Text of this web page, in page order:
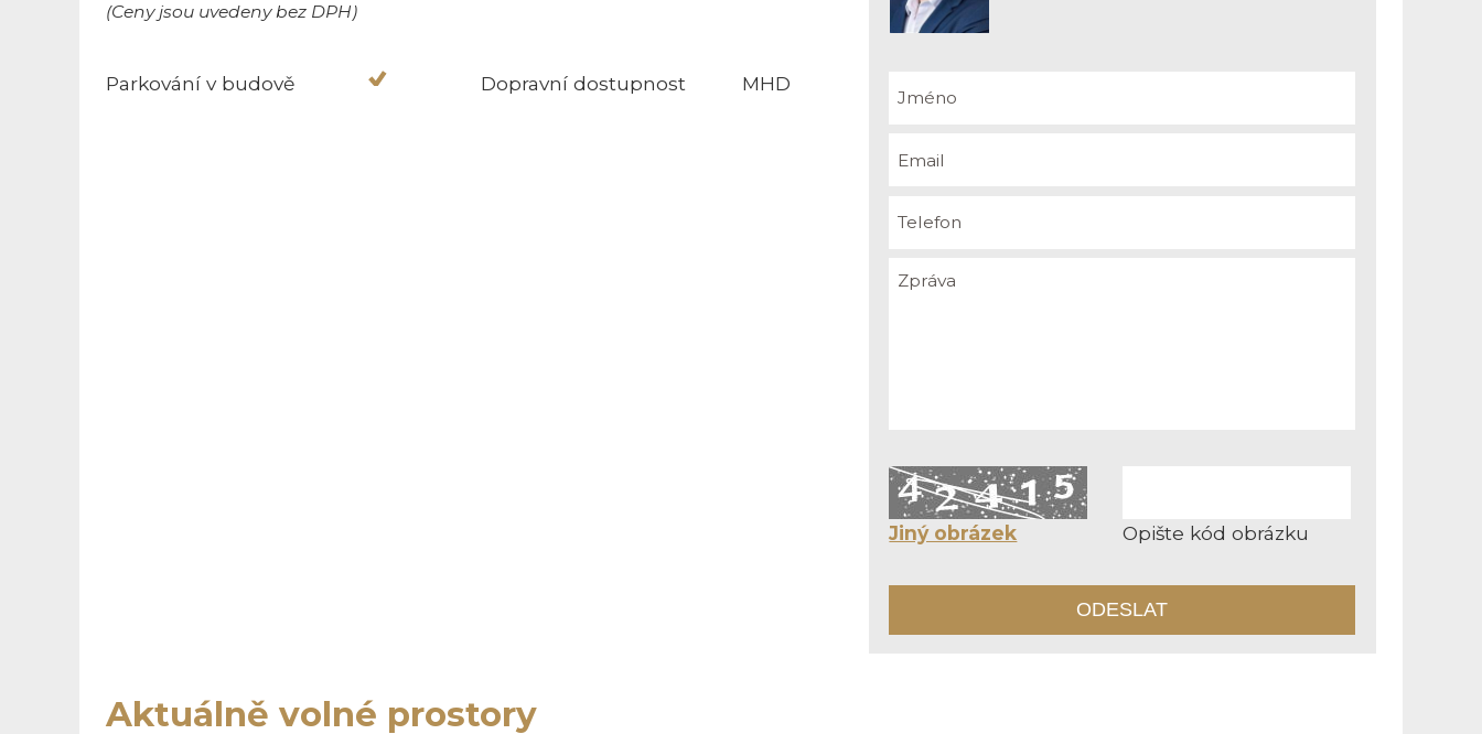
Jiný obrázek Opište kód obrázku
(Ceny jsou uvedeny bez DPH)
Parkování v budově Dopravní dostupnost MHD
Aktuálně volné prostory